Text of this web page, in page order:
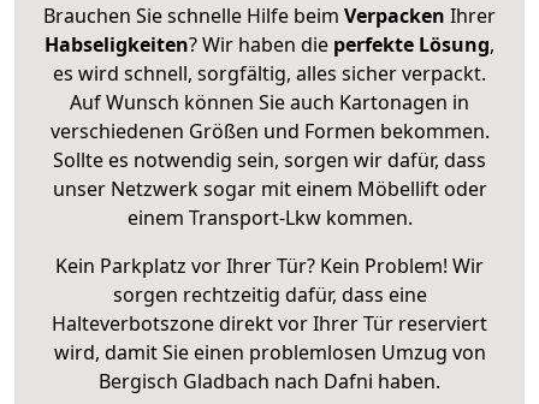
Brauchen Sie schnelle Hilfe beim Verpacken Ihrer
Habseligkeiten? Wir haben die perfekte Lösung,
es wird schnell, sorgfältig, alles sicher verpackt.
Auf Wunsch können Sie auch Kartonagen in
verschiedenen Größen und Formen bekommen.
Sollte es notwendig sein, sorgen wir dafür, dass
unser Netzwerk sogar mit einem Möbellift oder
einem Transport-Lkw kommen.
Kein Parkplatz vor Ihrer Tür? Kein Problem! Wir
sorgen rechtzeitig dafür, dass eine
Halteverbotszone direkt vor Ihrer Tür reserviert
wird, damit Sie einen problemlosen Umzug von
Bergisch Gladbach nach Dafni haben.